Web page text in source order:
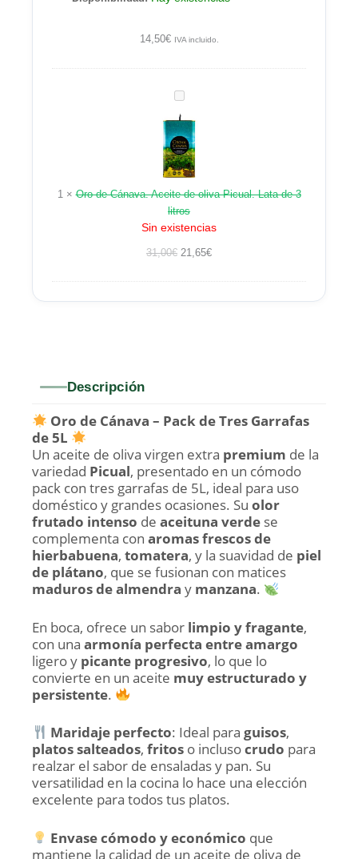
14,50€ IVA incluido.
Oro
de
Cánava.
Aceite
de
oliva
Picual.
Lata
de
3
1×Oro de Cánava. Aceite de oliva Picual. Lata de 3
litros
Sin existencias
31,00€ 21,65€
Descripción
Oro de Cánava – Pack de Tres Garrafas
de 5L
Un aceite de oliva virgen extra premium de la
variedad Picual, presentado en un cómodo
pack con tres garrafas de 5L, ideal para uso
doméstico y grandes ocasiones. Su olor
frutado intenso de aceituna verde se
complementa con aromas frescos de
hierbabuena, tomatera, y la suavidad de piel
de plátano, que se fusionan con matices
maduros de almendra y manzana.
En boca, ofrece un sabor limpio y fragante,
con una armonía perfecta entre amargo
ligero y picante progresivo, lo que lo
convierte en un aceite muy estructurado y
persistente.
Maridaje perfecto: Ideal para guisos,
platos salteados, fritos o inclusocrudo para
realzar el sabor de ensaladas y pan. Su
versatilidad en la cocina lo hace una elección
excelente para todos tus platos.
Envase cómodo y económico que
mantiene la calidad de un aceite de oliva de